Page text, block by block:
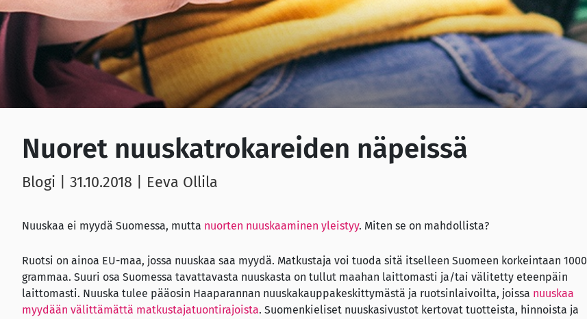
Nuoret nuuskatrokareiden näpeissä
Blogi | 31.10.2018 | Eeva Ollila
Nuuskaa ei myydä Suomessa, mutta nuorten nuuskaaminen yleistyy. Miten se on mahdollista?
Ruotsi on ainoa EU-maa, jossa nuuskaa saa myydä. Matkustaja voi tuoda sitä itselleen Suomeen korkeintaan 1000
grammaa. Suuri osa Suomessa tavattavasta nuuskasta on tullut maahan laittomasti ja/tai välitetty eteenpäin
laittomasti. Nuuska tulee pääosin Haaparannan nuuskakauppakeskittymästä ja ruotsinlaivoilta, joissa nuuskaa
myydään välittämättä matkustajatuontirajoista. Suomenkieliset nuuskasivustot kertovat tuotteista, hinnoista ja